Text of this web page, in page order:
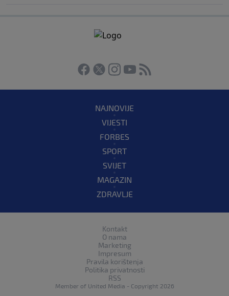
NAJNOVIJE
VIJESTI
FORBES
SPORT
SVIJET
MAGAZIN
ZDRAVLJE
Kontakt
O nama
Marketing
Impresum
Pravila korištenja
Politika privatnosti
RSS
Member of United Media - Copyright 2026